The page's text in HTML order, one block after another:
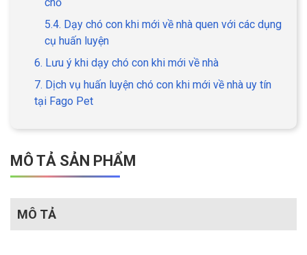
5.4. Dạy chó con khi mới về nhà quen với các dụng
cụ huấn luyện
6. Lưu ý khi dạy chó con khi mới về nhà
7. Dịch vụ huấn luyện chó con khi mới về nhà uy tín
tại Fago Pet
MÔ TẢ SẢN PHẨM
MÔ TẢ